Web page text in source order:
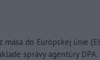
mäsa do Európskej únie
správy agentúry